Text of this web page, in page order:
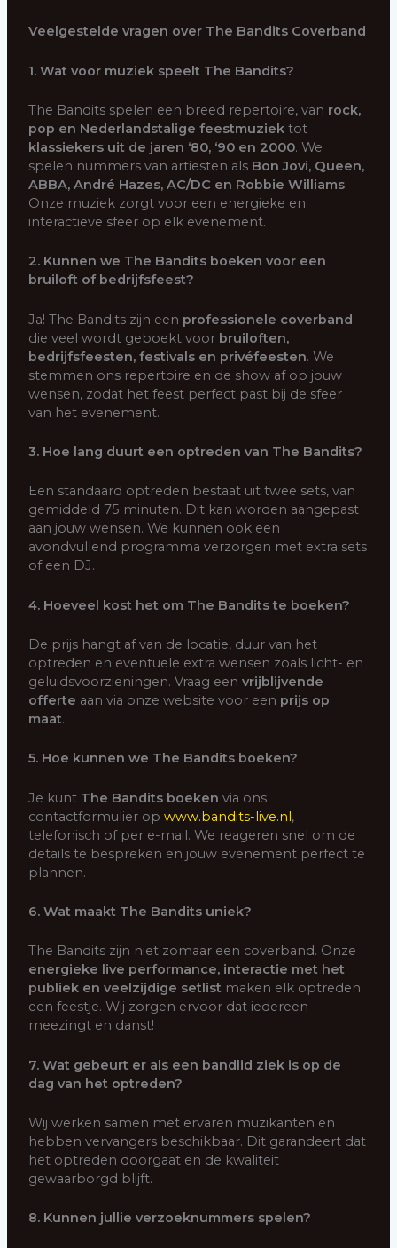
Veelgestelde vragen over The Bandits Coverband
1. Wat voor muziek speelt The Bandits?
The Bandits spelen een breed repertoire, van rock,
pop en Nederlandstalige feestmuziek tot
klassiekers uit de jaren ‘80, ‘90 en 2000. We
spelen nummers van artiesten als Bon Jovi, Queen,
ABBA, André Hazes, AC/DC en Robbie Williams.
Onze muziek zorgt voor een energieke en
interactieve sfeer op elk evenement.
2. Kunnen we The Bandits boeken voor een
bruiloft of bedrijfsfeest?
Ja! The Bandits zijn een professionele coverband
die veel wordt geboekt voor bruiloften,
bedrijfsfeesten, festivals en privéfeesten. We
stemmen ons repertoire en de show af op jouw
wensen, zodat het feest perfect past bij de sfeer
van het evenement.
3. Hoe lang duurt een optreden van The Bandits?
Een standaard optreden bestaat uit twee sets, van
gemiddeld 75 minuten. Dit kan worden aangepast
aan jouw wensen. We kunnen ook een
avondvullend programma verzorgen met extra sets
of een DJ.
4. Hoeveel kost het om The Bandits te boeken?
De prijs hangt af van de locatie, duur van het
optreden en eventuele extra wensen zoals licht- en
geluidsvoorzieningen. Vraag eenvrijblijvende
offerte aan via onze website voor een prijs op
maat.
5. Hoe kunnen we The Bandits boeken?
Je kunt The Bandits boeken via ons
contactformulier opwww.bandits-live.nl,
telefonisch of per e-mail. We reageren snel om de
details te bespreken en jouw evenement perfect te
plannen.
6. Wat maakt The Bandits uniek?
The Bandits zijn niet zomaar een coverband. Onze
energieke live performance, interactie met het
publiek en veelzijdige setlist maken elk optreden
een feestje. Wij zorgen ervoor dat iedereen
meezingt en danst!
7. Wat gebeurt er als een bandlid ziek is op de
dag van het optreden?
Wij werken samen met ervaren muzikanten en
hebben vervangers beschikbaar. Dit garandeert dat
het optreden doorgaat en de kwaliteit
gewaarborgd blijft.
8. Kunnen jullie verzoeknummers spelen?